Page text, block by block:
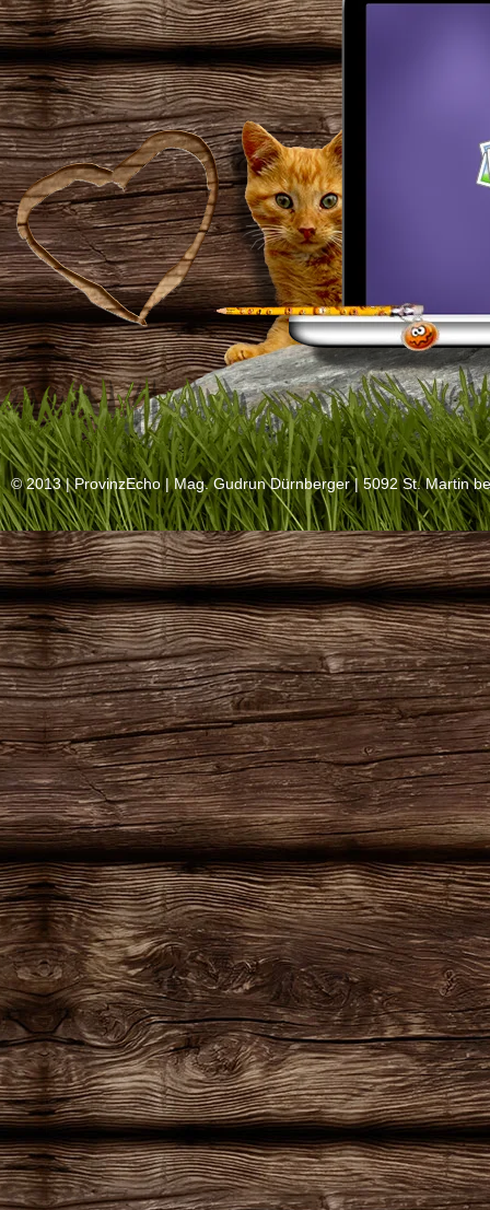
© 2013 |ProvinzEcho | Mag. Gudrun Dürnberger | 5092 St. Martin